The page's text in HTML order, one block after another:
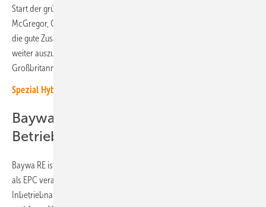
Start der grünen Energieproduktion gewährleisten“, betont Christine
McGregor, Chefin von Baywa RE UK & Ireland. „Wir freuen uns darauf,
die gute Zusammenarbeit mit Octopus Energy Generation in Zukunft
weiter auszubauen, und gemeinsam zu den ehrgeizigen Zielen
Großbritanniens zur Beschleunigung der Energiewende beizutragen.“
Spezial Hybrid-Kraftwerke 2024 – Partnerschaft am Stromnetz
Baywa RE übernimmt die
Betriebsführung
Baywa RE ist weiterhin für den Bau der drei schon baureifen Projekte
als EPC verantwortlich. Zusätzlich dazu wird Baywa RE nach der
Inbetriebnahme der Anlagen über 20 Jahre hinweg Betrieb, Wartung